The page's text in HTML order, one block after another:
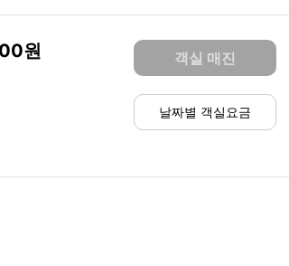
객실 매진
날짜별 객실요금